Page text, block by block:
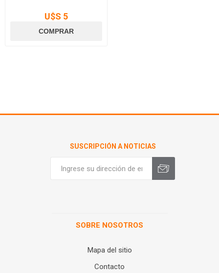
U$S 5
SUSCRIPCIÓN A NOTICIAS
SOBRE NOSOTROS
Mapa del sitio
Contacto